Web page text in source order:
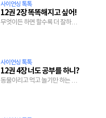
사이언싱 톡톡
12권 2장 똑똑해지고 싶어!
무엇이든 하면 할수록 더 잘하는
사이언싱 톡톡
12권 4장 너도 공부를 하니?
동물이리고 먹고 놀기만 하는 것은